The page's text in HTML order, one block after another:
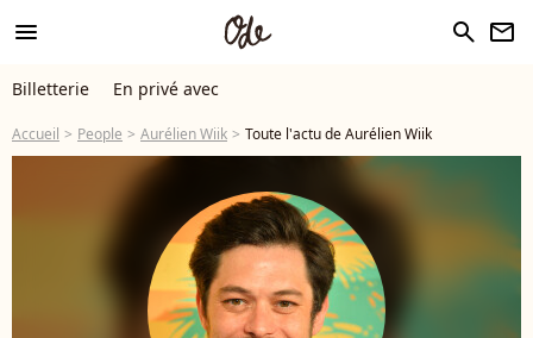
menu search newsletter
Billetterie En privé avec
Accueil People Aurélien Wiik Toute l'actu de Aurélien Wiik